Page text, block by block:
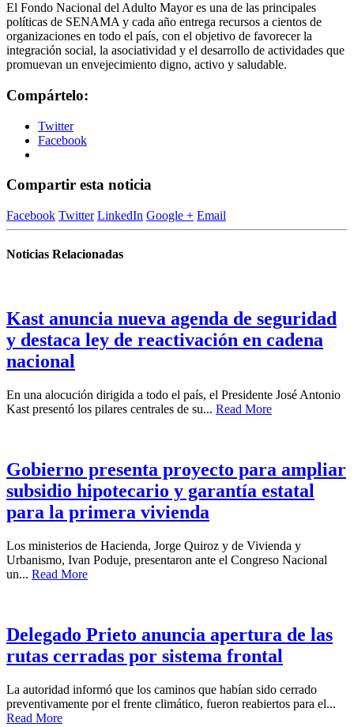
El Fondo Nacional del Adulto Mayor es una de las principales
políticas de SENAMA y cada año entrega recursos a cientos de
organizaciones en todo el país, con el objetivo de favorecer la
integración social, la asociatividad y el desarrollo de actividades que
promuevan un envejecimiento digno, activo y saludable.
Compártelo:
Twitter
Facebook
Compartir esta noticia
Facebook Twitter LinkedIn Google + Email
Noticias Relacionadas
Kast anuncia nueva agenda de seguridad
y destaca ley de reactivación en cadena
nacional
En una alocución dirigida a todo el país, el Presidente José Antonio
Kast presentó los pilares centrales de su... Read More
Gobierno presenta proyecto para ampliar
subsidio hipotecario y garantía estatal
para la primera vivienda
Los ministerios de Hacienda, Jorge Quiroz y de Vivienda y
Urbanismo, Ivan Poduje, presentaron ante el Congreso Nacional
un... Read More
Delegado Prieto anuncia apertura de las
rutas cerradas por sistema frontal
La autoridad informó que los caminos que habían sido cerrado
preventivamente por el frente climático, fueron reabiertos para el...
Read More